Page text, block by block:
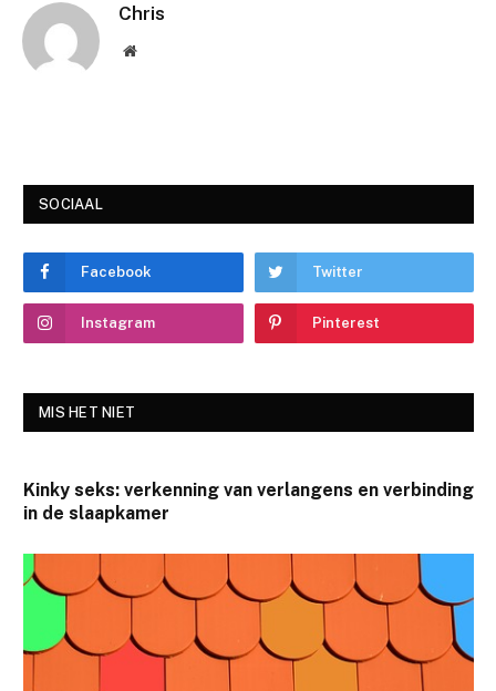
Chris
Website
SOCIAAL
Facebook Twitter
Instagram Pinterest
MIS HET NIET
Kinky seks: verkenning van verlangens en verbinding
in de slaapkamer